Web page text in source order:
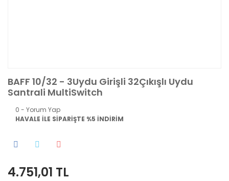
BAFF 10/32 - 3Uydu Girişli 32Çıkışlı Uydu
Santrali MultiSwitch
0 - Yorum Yap
HAVALE İLE SİPARİŞTE %5 İNDİRİM
4.751,01 TL